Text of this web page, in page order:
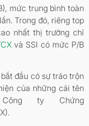
mức trung bình toàn
Trong đó, riêng top
nhất thị trường chỉ
và SSI có mức P/B
đầu có sự tráo trộn
của những cái tên
ty Chứng